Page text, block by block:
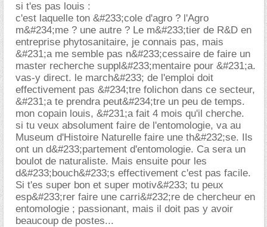
si t'es pas louis :
c'est laquelle ton &#233;cole d'agro ? l'Agro
m&#234;me ? une autre ? Le m&#233;tier de R&D en
entreprise phytosanitaire, je connais pas, mais
&#231;a me semble pas n&#233;cessaire de faire un
master recherche suppl&#233;mentaire pour &#231;a.
vas-y direct. le march&#233; de l'emploi doit
effectivement pas &#234;tre folichon dans ce secteur,
&#231;a te prendra peut&#234;tre un peu de temps.
mon copain louis, &#231;a fait 4 mois qu'il cherche.
si tu veux absolument faire de l'entomologie, va au
Museum d'Histoire Naturelle faire une th&#232;se. Ils
ont un d&#233;partement d'entomologie. Ca sera un
boulot de naturaliste. Mais ensuite pour les
d&#233;bouch&#233;s effectivement c'est pas facile.
Si t'es super bon et super motiv&#233; tu peux
esp&#233;rer faire une carri&#232;re de chercheur en
entomologie ; passionant, mais il doit pas y avoir
beaucoup de postes...